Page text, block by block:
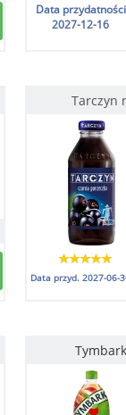
Data przydatności
2027-12-16
Tarczyn
Data przyd.2027-06-